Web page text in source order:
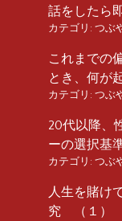
話をしたら
カテゴリ: つぶ
これまでの
とき、何が
カテゴリ: つぶ
20代以降、
ーの選択基
カテゴリ: つぶ
人生を賭け
究 （１）